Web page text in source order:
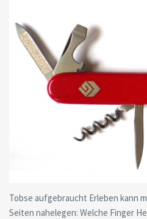
Tobse aufgebraucht Erleben kann
Seiten nahelegen: Welche Finger